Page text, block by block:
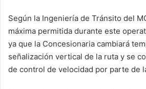
Según la Ingeniería de Tránsito del
máxima permitida durante este
ya que la Concesionaria cambiará
señalización vertical de la ruta y se
de control de velocidad por parte de